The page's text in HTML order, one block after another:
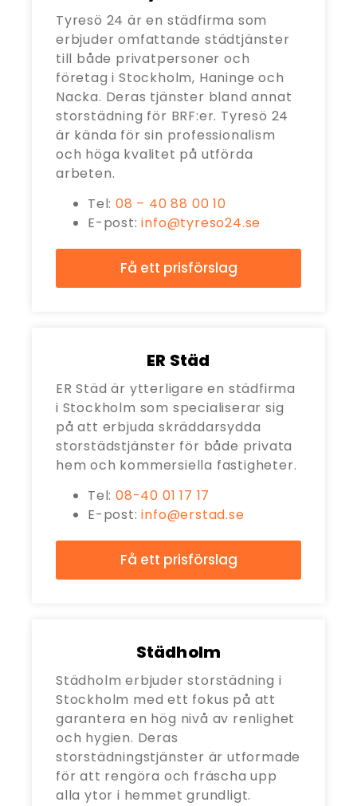
Tyresö 24 är en städfirma som
erbjuder omfattande städtjänster
till både privatpersoner och
företag i Stockholm, Haninge och
Nacka. Deras tjänster bland annat
storstädning för BRF:er. Tyresö 24
är kända för sin professionalism
och höga kvalitet på utförda
arbeten.
Tel: 08 – 40 88 00 10
E-post:info@tyreso24.se
Få ett prisförslag
ER Städ
ER Städ är ytterligare en städfirma
i Stockholm som specialiserar sig
på att erbjuda skräddarsydda
storstädstjänster för både privata
hem och kommersiella fastigheter.
Tel: 08-40 01 17 17
E-post:info@erstad.se
Få ett prisförslag
Städholm
Städholm erbjuder storstädning i
Stockholm med ett fokus på att
garantera en hög nivå av renlighet
och hygien. Deras
storstädningstjänster är utformade
för att rengöra och fräscha upp
alla ytor i hemmet grundligt.